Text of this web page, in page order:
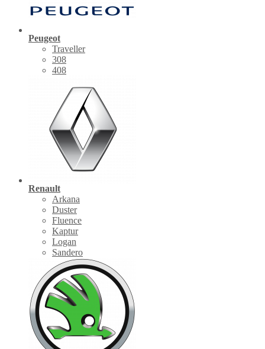
Peugeot
Traveller
308
408
Renault
Arkana
Duster
Fluence
Kaptur
Logan
Sandero